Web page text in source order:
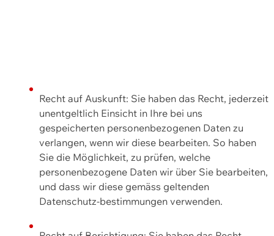
Recht auf Auskunft: Sie haben das Recht, jederzeit
unentgeltlich Einsicht in Ihre bei uns
gespeicherten personenbezogenen Daten zu
verlangen, wenn wir diese bearbeiten. So haben
Sie die Möglichkeit, zu prüfen, welche
personenbezogene Daten wir über Sie bearbeiten,
und dass wir diese gemäss geltenden
Datenschutz-bestimmungen verwenden.